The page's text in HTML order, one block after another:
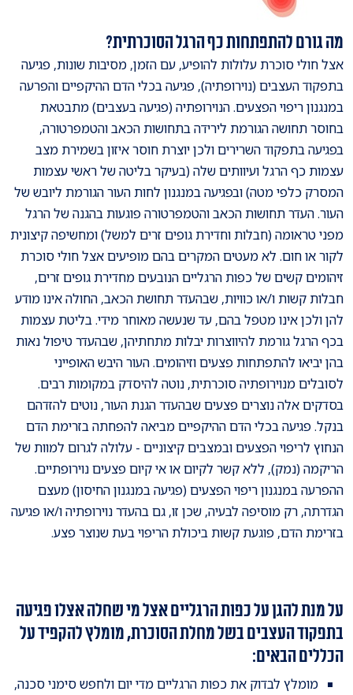
מה גורם להתפתחות כף הרגל הסוכרתית?
אצל חולי סוכרת עלולות להופיע, עם הזמן, מסיבות שונות, פגיעה
בתפקוד העצבים (נוירופתיה), פגיעה בכלי הדם ההיקפיים והפרעה
במנגנון ריפוי הפצעים. הנוירופתיה (פגיעה בעצבים) מתבטאת
בחוסר תחושה הגורמת לירידה בתחושות הכאב והטמפרטורה,
בפגיעה בתפקוד השרירים ולכן יוצרת חוסר איזון בשמירת מצב
עצמות כף הרגל ועיוותים שלה (בעיקר בליטה של ראשי עצמות
המסרק כלפי מטה) ובפגיעה במנגנון לחות העור הגורמת ליובש של
העור. העדר תחושות הכאב והטמפרטורה פוגעות בהגנה של הרגל
מפני טראומה (חבלות וחדירת גופים זרים למשל) ומחשיפה קיצונית
לקור או חום. לא מעטים המקרים בהם מופיעים אצל חולי סוכרת
זיהומים קשים של כפות הרגליים הנובעים מחדירת גופים זרים,
חבלות קשות ו/או כוויות, שבהעדר תחושת הכאב, החולה אינו מודע
להן ולכן אינו מטפל בהם, עד שנעשה מאוחר מידי. בליטת עצמות
בכף הרגל גורמת להיווצרות יבלות מתחתיהן, שבהעדר טיפול נאות
בהן יביאו להתפתחות פצעים וזיהומים. העור היבש האופייני
לסובלים מנוירופתיה סוכרתית, נוטה להיסדק במקומות רבים.
בסדקים אלה נוצרים פצעים שבהעדר הגנת העור, נוטים להזדהם
בנקל. פגיעה בכלי הדם ההיקפיים מביאה להפחתה בזרימת הדם
הנחוץ לריפוי הפצעים ובמצבים קיצוניים - עלולה לגרום למוות של
הריקמה (נמק), ללא קשר לקיום או אי קיום פצעים נוירופתיים.
ההפרעה במנגנון ריפוי הפצעים (פגיעה במנגנון החיסון) מעצם
הגדרתה, רק מוסיפה לבעיה, שכן זו, גם בהעדר נוירופתיה ו/או פגיעה
בזרימת הדם, פוגעת קשות ביכולת הריפוי בעת שנוצר פצע.
על מנת להגן על כפות הרגליים אצל מי שחלה אצלו פגיעה
בתפקוד העצבים בשל מחלת הסוכרת, מומלץ להקפיד על
הכללים הבאים:
מומלץ לבדוק את כפות הרגליים מדי יום ולחפש סימני סכנה,